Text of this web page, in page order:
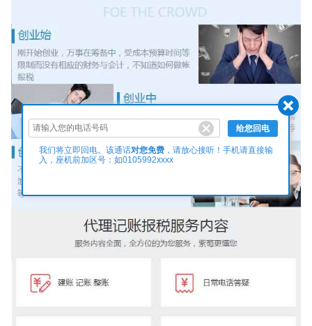
给您回电
我们将立即回电。该通话对您免费，请放心接听！手机请直接输
入，座机前加区号：如0105992xxxx